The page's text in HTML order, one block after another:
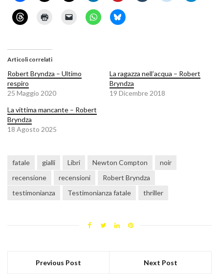
Articoli correlati
Robert Bryndza – Ultimo
respiro
25 Maggio 2020
La ragazza nell’acqua – Robert
Bryndza
19 Dicembre 2018
La vittima mancante – Robert
Bryndza
18 Agosto 2025
fatale gialli Libri Newton Compton
noir
recensione
recensioni
Robert Bryndza
testimonianza
Testimonianza fatale thriller
Previous Post Next Post